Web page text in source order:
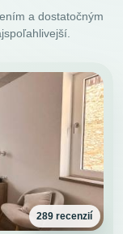
a dostatočným
289 recenzií